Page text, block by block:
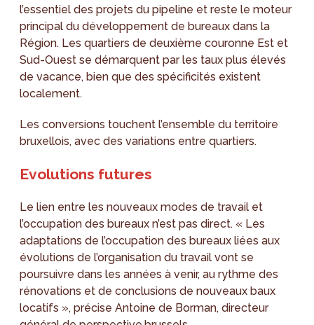
l’essentiel des projets du pipeline et reste le moteur
principal du développement de bureaux dans la
Région. Les quartiers de deuxième couronne Est et
Sud-Ouest se démarquent par les taux plus élevés
de vacance, bien que des spécificités existent
localement.
Les conversions touchent l’ensemble du territoire
bruxellois, avec des variations entre quartiers.
Evolutions futures
Le lien entre les nouveaux modes de travail et
l’occupation des bureaux n’est pas direct. « Les
adaptations de l’occupation des bureaux liées aux
évolutions de l’organisation du travail vont se
poursuivre dans les années à venir, au rythme des
rénovations et de conclusions de nouveaux baux
locatifs », précise Antoine de Borman, directeur